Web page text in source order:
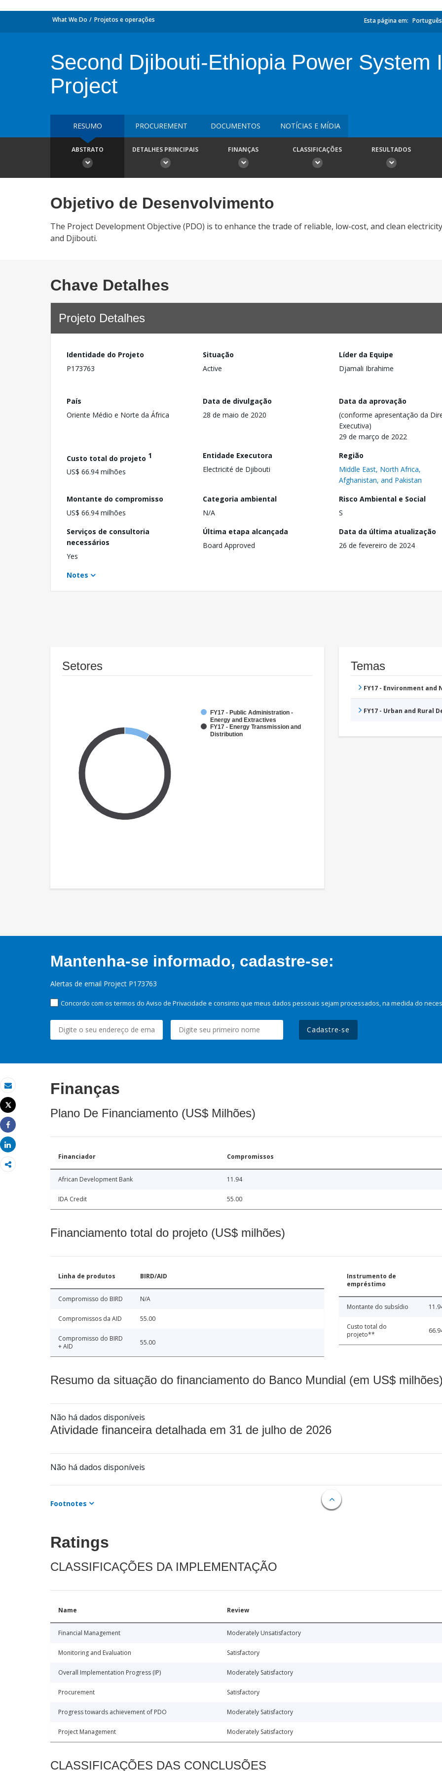
Email
Imprimir
Tweet
Share
Share
What We Do Projetos e operações Esta página em: Português
Second Djibouti-Ethiopia Power System
Project
RESUMO PROCUREMENT DOCUMENTOS NOTÍCIAS E MÍDIA
ABSTRATO DETALHES PRINCIPAIS FINANÇAS CLASSIFICAÇÕES RESULTADOS
Objetivo de Desenvolvimento
The Project Development Objective (PDO) is to enhance the trade of reliable, low-cost, and clean
and Djibouti.
Chave Detalhes
Projeto Detalhes
Identidade do Projeto
P173763
Situação
Active
Líder da Equipe
Djamali Ibrahime
País
Oriente Médio e Norte da África
Data de divulgação
28 de maio de 2020
Data da aprovação
(conforme apresentação da
Executiva)
29 de março de 2022
Custo total do projeto 1
US$ 66.94 milhões
Entidade Executora
Electricité de Djibouti
Região
Middle East, North Africa,
Afghanistan, and Pakistan
Montante do compromisso
US$ 66.94 milhões
Categoria ambiental
N/A
Risco Ambiental e Social
S
Serviços de consultoria
necessários
Yes
Última etapa alcançada
Board Approved
Data da última atualização
26 de fevereiro de 2024
Notes
Setores
FY17 - Public Administration -
Energy and Extractives
FY17 - Energy Transmission and
Distribution
Temas
FY17 - Environment
FY17 - Urban and Rural
Mantenha-se informado, cadastre-se:
Alertas de email Project P173763
Concordo com os termos do Aviso de Privacidade e consinto que meus dados pessoais sejam processados, na medida do
Cadastre-se
Finanças
Plano De Financiamento (US$ Milhões)
Financiador Compromissos
African Development Bank 11.94
IDA Credit 55.00
Financiamento total do projeto (US$ milhões)
Linha de produtos BIRD/AID
Compromisso do BIRD N/A
Compromissos da AID 55.00
Compromisso do BIRD
+ AID
55.00
Instrumento de
empréstimo
Montante do subsídio
Custo total do
projeto**
Resumo da situação do financiamento do Banco Mundial (em US$
Não há dados disponíveis
Atividade financeira detalhada em 31 de julho de 2026
Não há dados disponíveis
Footnotes
Ratings
CLASSIFICAÇÕES DA IMPLEMENTAÇÃO
Name Review
Financial Management Moderately Unsatisfactory
Monitoring and Evaluation Satisfactory
Overall Implementation Progress (IP) Moderately Satisfactory
Procurement Satisfactory
Progress towards achievement of PDO Moderately Satisfactory
Project Management Moderately Satisfactory
CLASSIFICAÇÕES DAS CONCLUSÕES